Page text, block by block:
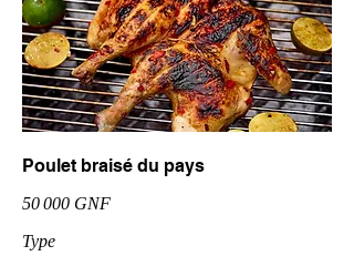
Poulet braisé du pays
50 000 GNF
Type